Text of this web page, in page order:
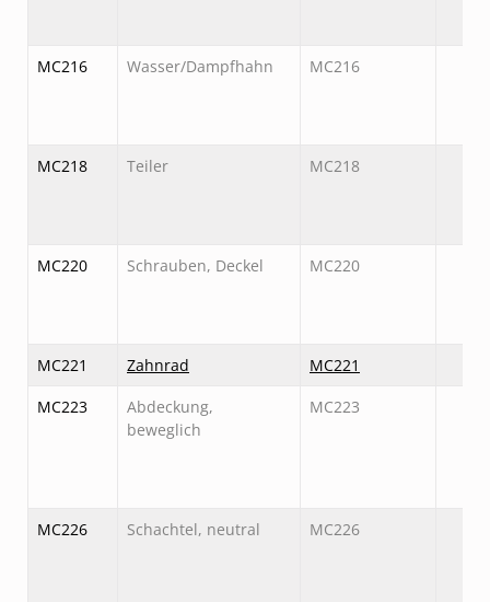
MC216 Wasser/Dampfhahn MC216
MC218 Teiler MC218
MC220 Schrauben, Deckel MC220
MC221 Zahnrad
MC221
MC223
Abdeckung,
beweglich
MC223
MC226 Schachtel, neutral MC226